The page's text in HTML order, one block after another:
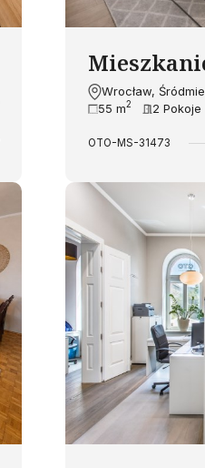
Wrocław,
55 m2 2 Pokoje
OTO-MS-31473